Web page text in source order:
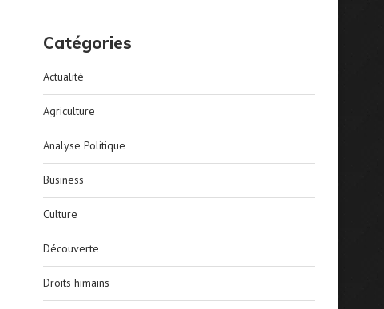
Catégories
Actualité
Agriculture
Analyse Politique
Business
Culture
Découverte
Droits himains